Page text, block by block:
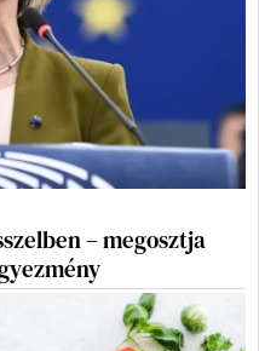
– megosztja